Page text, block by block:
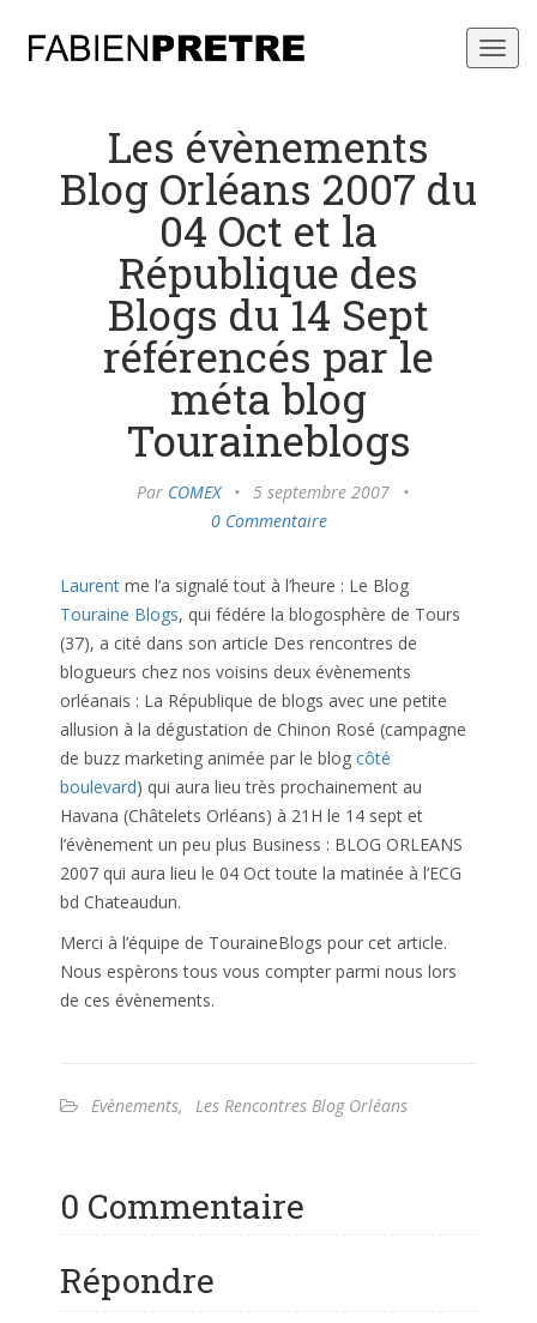
Les évènements
Blog Orléans 2007 du
04 Oct et la
République des
Blogs du 14 Sept
référencés par le
méta blog
Touraineblogs
Par COMEX • 5 septembre 2007
•
0 Commentaire
Laurent me l’a signalé tout à l’heure : Le Blog
Touraine Blogs, qui fédére la blogosphère de Tours
(37), a cité dans son article Des rencontres de
blogueurs chez nos voisins deux évènements
orléanais : La République de blogs avec une petite
allusion à la dégustation de Chinon Rosé (campagne
de buzz marketing animée par le blog côté
boulevard) qui aura lieu très prochainement au
Havana (Châtelets Orléans) à 21H le 14 sept et
l’évènement un peu plus Business : BLOG ORLEANS
2007 qui aura lieu le 04 Oct toute la matinée à l’ECG
bd Chateaudun.
Merci à l’équipe de TouraineBlogs pour cet article.
Nous espèrons tous vous compter parmi nous lors
de ces évènements.
Evènements, Les Rencontres Blog Orléans
0 Commentaire
Répondre